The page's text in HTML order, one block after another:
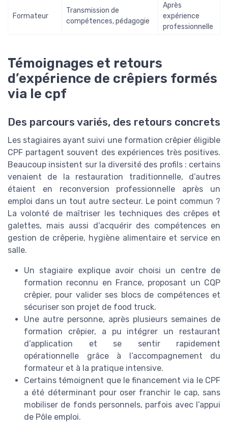
Formateur
Transmission de
compétences, pédagogie
Après
expérience
professionnelle
Témoignages et retours
d’expérience de crêpiers formés
via le cpf
Des parcours variés, des retours concrets
Les stagiaires ayant suivi une formation crêpier éligible
CPF partagent souvent des expériences très positives.
Beaucoup insistent sur la diversité des profils : certains
venaient de la restauration traditionnelle, d’autres
étaient en reconversion professionnelle après un
emploi dans un tout autre secteur. Le point commun ?
La volonté de maîtriser les techniques des crêpes et
galettes, mais aussi d’acquérir des compétences en
gestion de crêperie, hygiène alimentaire et service en
salle.
Un stagiaire explique avoir choisi un centre de
formation reconnu en France, proposant un CQP
crêpier, pour valider ses blocs de compétences et
sécuriser son projet de food truck.
Une autre personne, après plusieurs semaines de
formation crêpier, a pu intégrer un restaurant
d’application et se sentir rapidement
opérationnelle grâce à l’accompagnement du
formateur et à la pratique intensive.
Certains témoignent que le financement via le CPF
a été déterminant pour oser franchir le cap, sans
mobiliser de fonds personnels, parfois avec l’appui
de Pôle emploi.